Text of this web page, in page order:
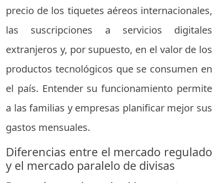
precio de los tiquetes aéreos internacionales,
las suscripciones a servicios digitales
extranjeros y, por supuesto, en el valor de los
productos tecnológicos que se consumen en
el país. Entender su funcionamiento permite
a las familias y empresas planificar mejor sus
gastos mensuales.
Diferencias entre el mercado regulado
y el mercado paralelo de divisas